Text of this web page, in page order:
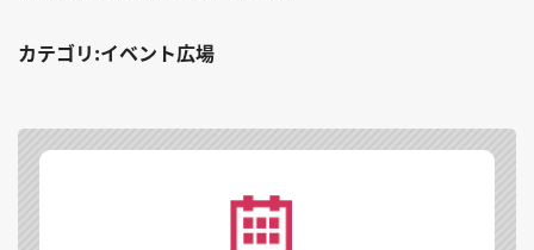
カテゴリ:イベント広場